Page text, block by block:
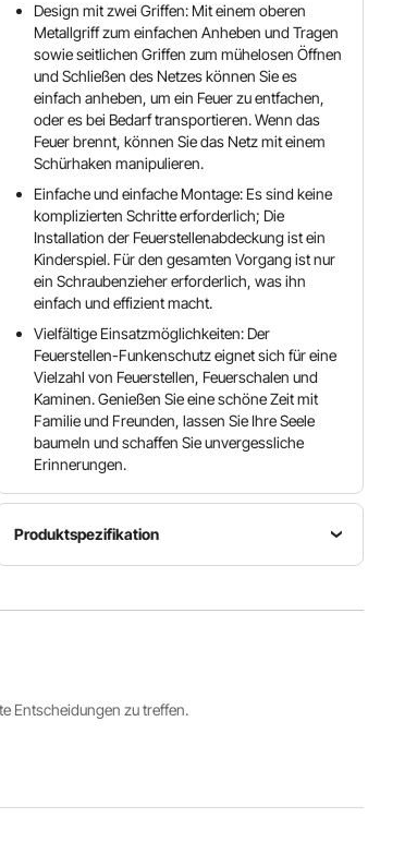
Design mit zwei Griffen: Mit einem oberen
Metallgriff zum einfachen Anheben und Tragen
sowie seitlichen Griffen zum mühelosen Öffnen
und Schließen des Netzes können Sie es
einfach anheben, um ein Feuer zu entfachen,
oder es bei Bedarf transportieren. Wenn das
Feuer brennt, können Sie das Netz mit einem
Schürhaken manipulieren.
Einfache und einfache Montage: Es sind keine
komplizierten Schritte erforderlich; Die
Installation der Feuerstellenabdeckung ist ein
Kinderspiel. Für den gesamten Vorgang ist nur
ein Schraubenzieher erforderlich, was ihn
einfach und effizient macht.
Vielfältige Einsatzmöglichkeiten: Der
Feuerstellen-Funkenschutz eignet sich für eine
Vielzahl von Feuerstellen, Feuerschalen und
Kaminen. Genießen Sie eine schöne Zeit mit
Familie und Freunden, lassen Sie Ihre Seele
baumeln und schaffen Sie unvergessliche
Erinnerungen.
Produktspezifikation
YCSR-
40 Zoll /
φ 0,03
φ 0,08
Alle Spezifikationen anzeigen
Entscheidungen zu treffen.